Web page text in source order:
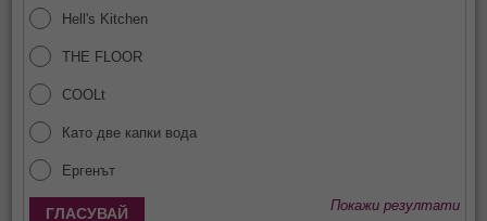
Hell's Kitchen
THE FLOOR
COOLt
Като две капки вода
Ергенът
Покажи резултати